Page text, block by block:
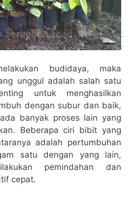
budidaya, maka
unggul adalah salah satu
untuk menghasilkan
dengan subur dan baik,
banyak proses lain yang
Beberapa ciri bibit yang
adalah pertumbuhan
satu dengan yang lain,
pemindahan dan
cepat.